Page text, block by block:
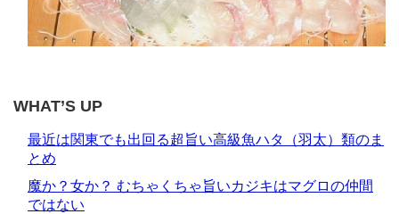
WHAT’S UP
最近は関東でも出回る超旨い高級魚ハタ（羽太）類のま
とめ
魔か？女か？ むちゃくちゃ旨いカジキはマグロの仲間
ではない